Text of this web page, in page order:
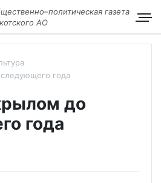
газета
АО
года
до
года